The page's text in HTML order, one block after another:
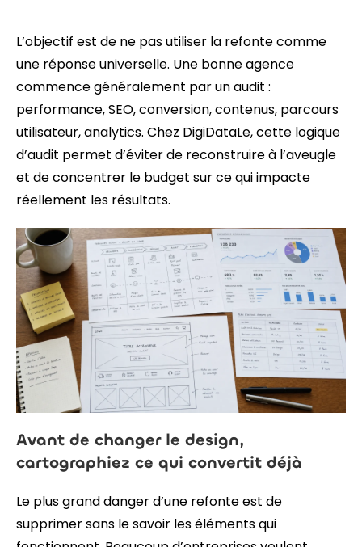
L’objectif est de ne pas utiliser la refonte comme
une réponse universelle. Une bonne agence
commence généralement par un audit :
performance, SEO, conversion, contenus, parcours
utilisateur, analytics. Chez DigiDataLe, cette logique
d’audit permet d’éviter de reconstruire à l’aveugle
et de concentrer le budget sur ce qui impacte
réellement les résultats.
Avant de changer le design,
cartographiez ce qui convertit déjà
Le plus grand danger d’une refonte est de
supprimer sans le savoir les éléments qui